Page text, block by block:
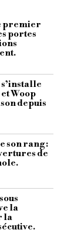
premier
portes
Woop
depuis
son rang :
de
la
la